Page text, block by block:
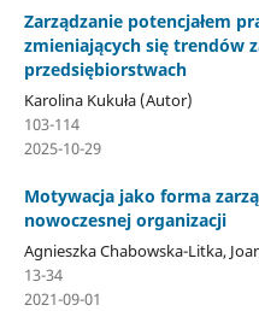
Zarządzanie potencjałem
zmieniających się trendów
przedsiębiorstwach
Karolina Kukuła (Autor)
103-114
2025-10-29
Motywacja jako forma
nowoczesnej organizacji
Agnieszka Chabowska-Litka,
13-34
2021-09-01